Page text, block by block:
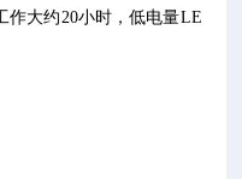
大约20小时，低电量LE